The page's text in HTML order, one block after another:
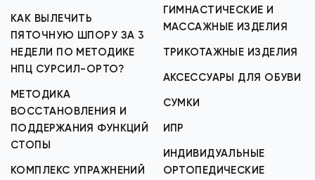
КАК ВЫЛЕЧИТЬ
ПЯТОЧНУЮ ШПОРУ ЗА 3
НЕДЕЛИ ПО МЕТОДИКЕ
НПЦ СУРСИЛ-ОРТО?
МЕТОДИКА
ВОССТАНОВЛЕНИЯ И
ПОДДЕРЖАНИЯ ФУНКЦИЙ
СТОПЫ
КОМПЛЕКС УПРАЖНЕНИЙ
ГИМНАСТИЧЕСКИЕ И
МАССАЖНЫЕ ИЗДЕЛИЯ
ТРИКОТАЖНЫЕ ИЗДЕЛИЯ
АКСЕССУАРЫ ДЛЯ ОБУВИ
СУМКИ
ИПР
ИНДИВИДУАЛЬНЫЕ
ОРТОПЕДИЧЕСКИЕ